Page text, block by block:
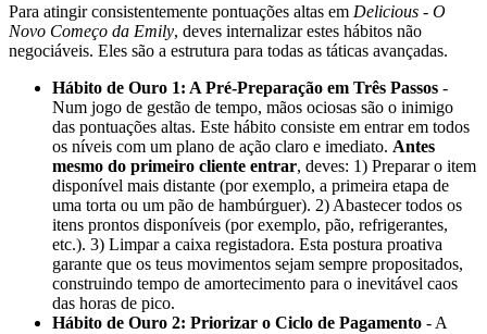
Para atingir consistentemente pontuações altas em Delicious - O
Novo Começo da Emily, deves internalizar estes hábitos não
negociáveis. Eles são a estrutura para todas as táticas avançadas.
Hábito de Ouro 1: A Pré-Preparação em Três Passos -
Num jogo de gestão de tempo, mãos ociosas são o inimigo
das pontuações altas. Este hábito consiste em entrar em todos
os níveis com um plano de ação claro e imediato. Antes
mesmo do primeiro cliente entrar, deves: 1) Preparar o item
disponível mais distante (por exemplo, a primeira etapa de
uma torta ou um pão de hambúrguer). 2) Abastecer todos os
itens prontos disponíveis (por exemplo, pão, refrigerantes,
etc.). 3) Limpar a caixa registadora. Esta postura proativa
garante que os teus movimentos sejam sempre propositados,
construindo tempo de amortecimento para o inevitável caos
das horas de pico.
Hábito de Ouro 2: Priorizar o Ciclo de Pagamento - A